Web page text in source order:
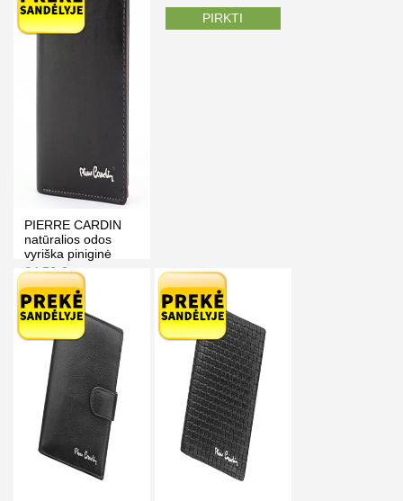
PIRKTI PIRKTI
PIERRE CARDIN
natūralios odos
vyriška piniginė
YS604 326
34.50 €
Kaina prisijungus
PIRKTI